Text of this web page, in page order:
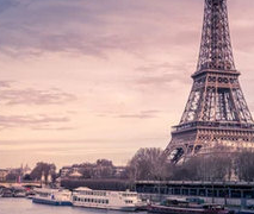
子通信 冷却原子